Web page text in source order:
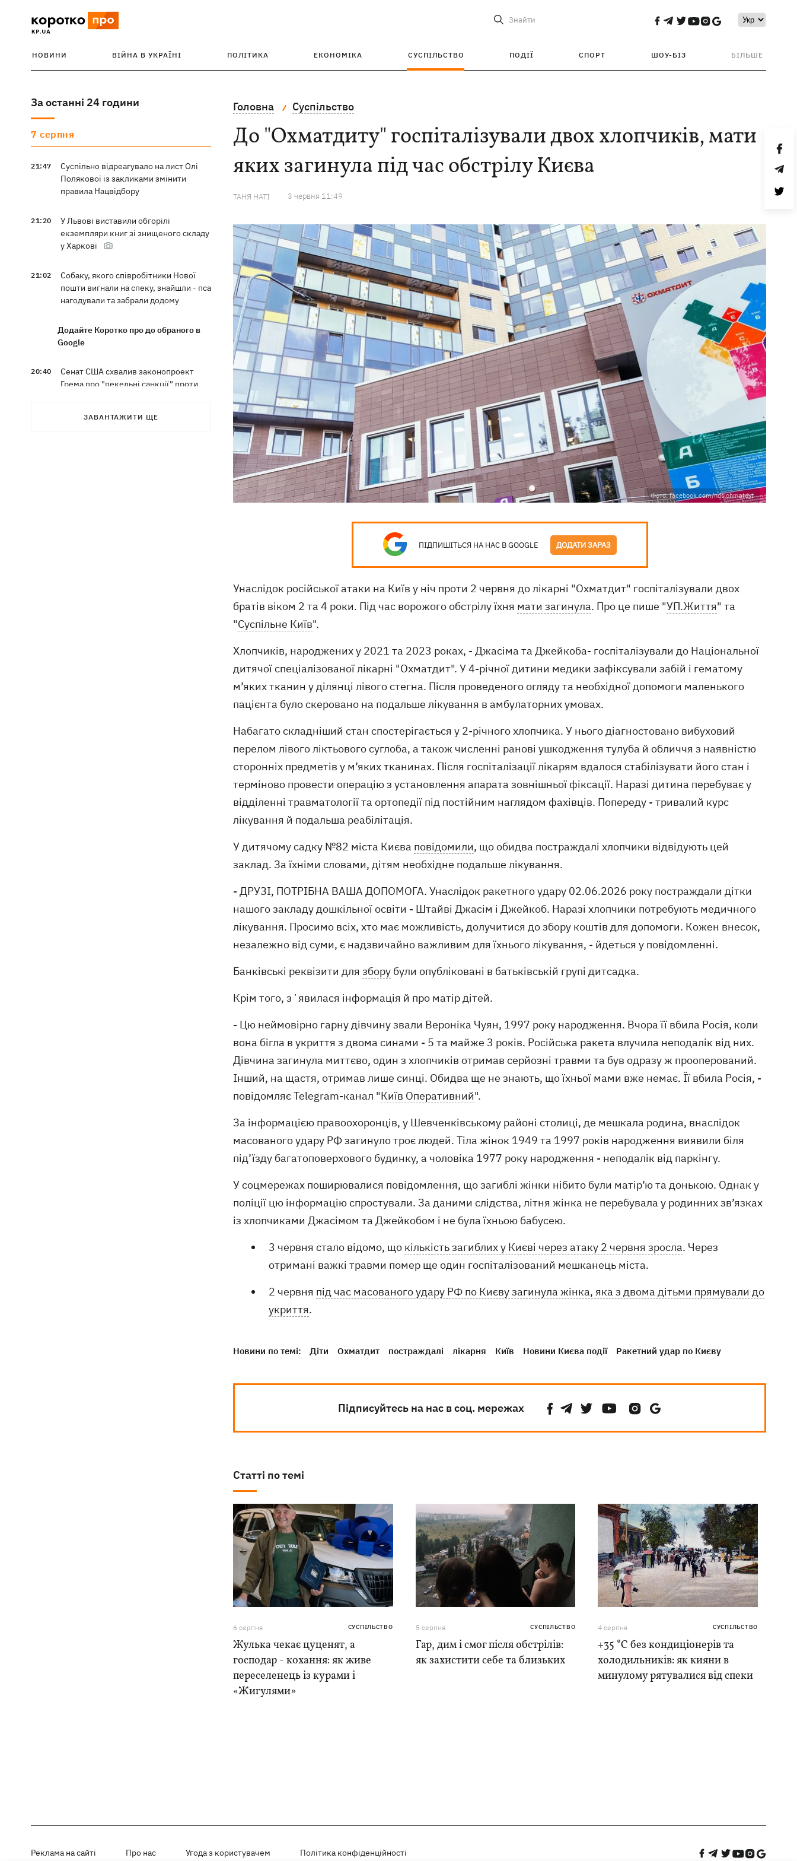
Знайти
НОВИНИ ВІЙНА В УКРАЇНІ ПОЛІТИКА ЕКОНОМІКА СУСПІЛЬСТВО ПОДІЇ СПОРТ ШОУ-БІЗ БІЛЬШЕ
За останні 24 години
7 серпня
21:47
Суспільно відреагувало на лист Олі
Полякової із закликами змінити
правила Нацвідбору
21:20
У Львові виставили обгорілі
екземпляри книг зі знищеного складу
у Харкові
21:02
Собаку, якого співробітники Нової
пошти вигнали на спеку, знайшли - пса
нагодували та забрали додому
Додайте Коротко про до обраного в
Google
20:40
Сенат США схвалив законопроект
Грема про "пекельні санкції" проти
ЗАВАНТАЖИТИ ЩЕ
Головна Суспільство
До "Охматдиту" госпіталізували двох хлопчиків, мати
яких загинула під час обстрілу Києва
ТАНЯ НАТІ 3 червня 11:49
Фото: facebook.com/ndslohmatdyt
ПІДПИШІТЬСЯ НА НАС В GOOGLE ДОДАТИ ЗАРАЗ
Унаслідок російської атаки на Київ у ніч проти 2 червня до лікарні "Охматдит" госпіталізували двох
братів віком 2 та 4 роки. Під час ворожого обстрілу їхня мати загинула. Про це пише "УП.Життя" та
"Суспільне Київ".
Хлопчиків, народжених у 2021 та 2023 роках, - Джасіма та Джейкоба- госпіталізували до Національної
дитячої спеціалізованої лікарні "Охматдит". У 4-річної дитини медики зафіксували забій і гематому
м’яких тканин у ділянці лівого стегна. Після проведеного огляду та необхідної допомоги маленького
пацієнта було скеровано на подальше лікування в амбулаторних умовах.
Набагато складніший стан спостерігається у 2-річного хлопчика. У нього діагностовано вибуховий
перелом лівого ліктьового суглоба, а також численні ранові ушкодження тулуба й обличчя з наявністю
сторонніх предметів у м’яких тканинах. Після госпіталізації лікарям вдалося стабілізувати його стан і
терміново провести операцію з установлення апарата зовнішньої фіксації. Наразі дитина перебуває у
відділенні травматології та ортопедії під постійним наглядом фахівців. Попереду - тривалий курс
лікування й подальша реабілітація.
У дитячому садку №82 міста Києва повідомили, що обидва постраждалі хлопчики відвідують цей
заклад. За їхніми словами, дітям необхідне подальше лікування.
- ДРУЗІ, ПОТРІБНА ВАША ДОПОМОГА. Унаслідок ракетного удару 02.06.2026 року постраждали дітки
нашого закладу дошкільної освіти - Штайві Джасім і Джейкоб. Наразі хлопчики потребують медичного
лікування. Просимо всіх, хто має можливість, долучитися до збору коштів для допомоги. Кожен внесок,
незалежно від суми, є надзвичайно важливим для їхнього лікування, - йдеться у повідомленні.
Банківські реквізити для збору були опубліковані в батьківській групі дитсадка.
Крім того, зʼявилася інформація й про матір дітей.
- Цю неймовірно гарну дівчину звали Вероніка Чуян, 1997 року народження. Вчора її вбила Росія, коли
вона бігла в укриття з двома синами - 5 та майже 3 років. Російська ракета влучила неподалік від них.
Дівчина загинула миттєво, один з хлопчиків отримав серйозні травми та був одразу ж прооперований.
Інший, на щастя, отримав лише синці. Обидва ще не знають, що їхньої мами вже немає. Її вбила Росія, -
повідомляє Telegram-канал "Київ Оперативний".
За інформацією правоохоронців, у Шевченківському районі столиці, де мешкала родина, внаслідок
масованого удару РФ загинуло троє людей. Тіла жінок 1949 та 1997 років народження виявили біля
під’їзду багатоповерхового будинку, а чоловіка 1977 року народження - неподалік від паркінгу.
У соцмережах поширювалися повідомлення, що загиблі жінки нібито були матір’ю та донькою. Однак у
поліції цю інформацію спростували. За даними слідства, літня жінка не перебувала у родинних зв’язках
із хлопчиками Джасімом та Джейкобом і не була їхньою бабусею.
3 червня стало відомо, що кількість загиблих у Києві через атаку 2 червня зросла. Через
отримані важкі травми помер ще один госпіталізований мешканець міста.
2 червня під час масованого удару РФ по Києву загинула жінка, яка з двома дітьми прямували до
укриття.
Новини по темі: Діти Охматдит постраждалі лікарня Київ Новини Києва події Ракетний удар по Києву
Підписуйтесь на нас в соц. мережах
Статті по темі
6 серпня СУСПІЛЬСТВО
Жулька чекає цуценят, а
господар - кохання: як живе
переселенець із курами і
«Жигулями»
5 серпня СУСПІЛЬСТВО
Гар, дим і смог після обстрілів:
як захистити себе та близьких
4 серпня СУСПІЛЬСТВО
+35 °C без кондиціонерів та
холодильників: як кияни в
минулому рятувалися від спеки
Реклама на сайті Про нас Угода з користувачем Політика конфіденційності